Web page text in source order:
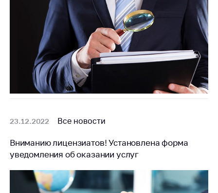
Общественное
обсуждение
проектов
Маркировка
товаров
Упрощение условий
ведения бизнеса
предотвращению
COVID-19 для
субъектов торговли,
питания, бытового
обслуживания
23.12.2022 Все новости
Вниманию лицензиатов! Установлена форма
уведомления об оказании услуг